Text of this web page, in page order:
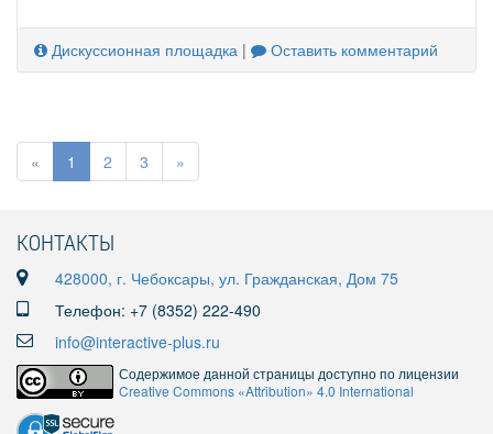
Дискуссионная площадка | Оставить комментарий
« 1 2 3 »
КОНТАКТЫ
428000, г. Чебоксары, ул. Гражданская, Дом 75
Телефон: +7 (8352) 222-490
info@interactive-plus.ru
Содержимое данной страницы доступно по лицензии
Creative Commons «Attribution» 4.0 International